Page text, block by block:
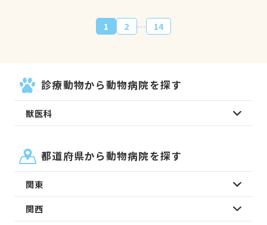
1 2 … 14
診療動物から動物病院を探す
獣医科
都道府県から動物病院を探す
関東
関西